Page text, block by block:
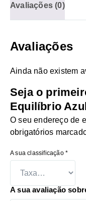
Avaliações (0)
Avaliações
Ainda não existem
Seja o
Equilíbrio
O seu endereço de
obrigatórios
A sua classificação *
A sua avaliação